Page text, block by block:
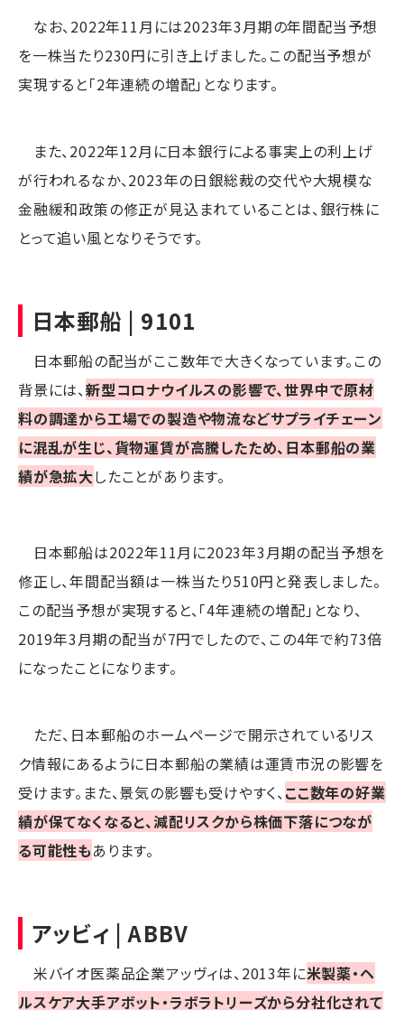
なお、2022年11月には2023年3月期の年間配当予想
を一株当たり230円に引き上げました。この配当予想が
実現すると「2年連続の増配」となります。
また、2022年12月に日本銀行による事実上の利上げ
が行われるなか、2023年の日銀総裁の交代や大規模な
金融緩和政策の修正が見込まれていることは、銀行株に
とって追い風となりそうです。
日本郵船 | 9101
日本郵船の配当がここ数年で大きくなっています。この
背景には、新型コロナウイルスの影響で、世界中で原材
料の調達から工場での製造や物流などサプライチェーン
に混乱が生じ、貨物運賃が高騰したため、日本郵船の業
績が急拡大したことがあります。
日本郵船は2022年11月に2023年3月期の配当予想を
修正し、年間配当額は一株当たり510円と発表しました。
この配当予想が実現すると、「4年連続の増配」となり、
2019年3月期の配当が7円でしたので、この4年で約73倍
になったことになります。
ただ、日本郵船のホームページで開示されているリス
ク情報にあるように日本郵船の業績は運賃市況の影響を
受けます。また、景気の影響も受けやすく、ここ数年の好業
績が保てなくなると、減配リスクから株価下落につなが
る可能性もあります。
アッビィ | ABBV
米バイオ医薬品企業アッヴィは、2013年に米製薬・ヘ
ルスケア大手アボット・ラボラトリーズから分社化されて